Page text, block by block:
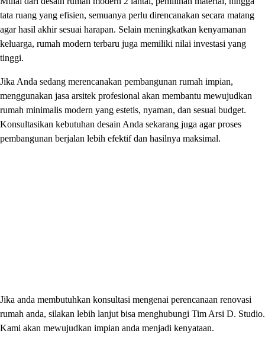
tata ruang yang efisien, semuanya perlu direncanakan secara matang
agar hasil akhir sesuai harapan. Selain meningkatkan kenyamanan
keluarga, rumah modern terbaru juga memiliki nilai investasi yang
tinggi.
Jika Anda sedang merencanakan pembangunan rumah impian,
menggunakan jasa arsitek profesional akan membantu mewujudkan
rumah minimalis modern yang estetis, nyaman, dan sesuai budget.
Konsultasikan kebutuhan desain Anda sekarang juga agar proses
pembangunan berjalan lebih efektif dan hasilnya maksimal.
Jika anda membutuhkan konsultasi mengenai perencanaan renovasi
rumah anda, silakan lebih lanjut bisa menghubungi Tim Arsi D. Studio.
Kami akan mewujudkan impian anda menjadi kenyataan.